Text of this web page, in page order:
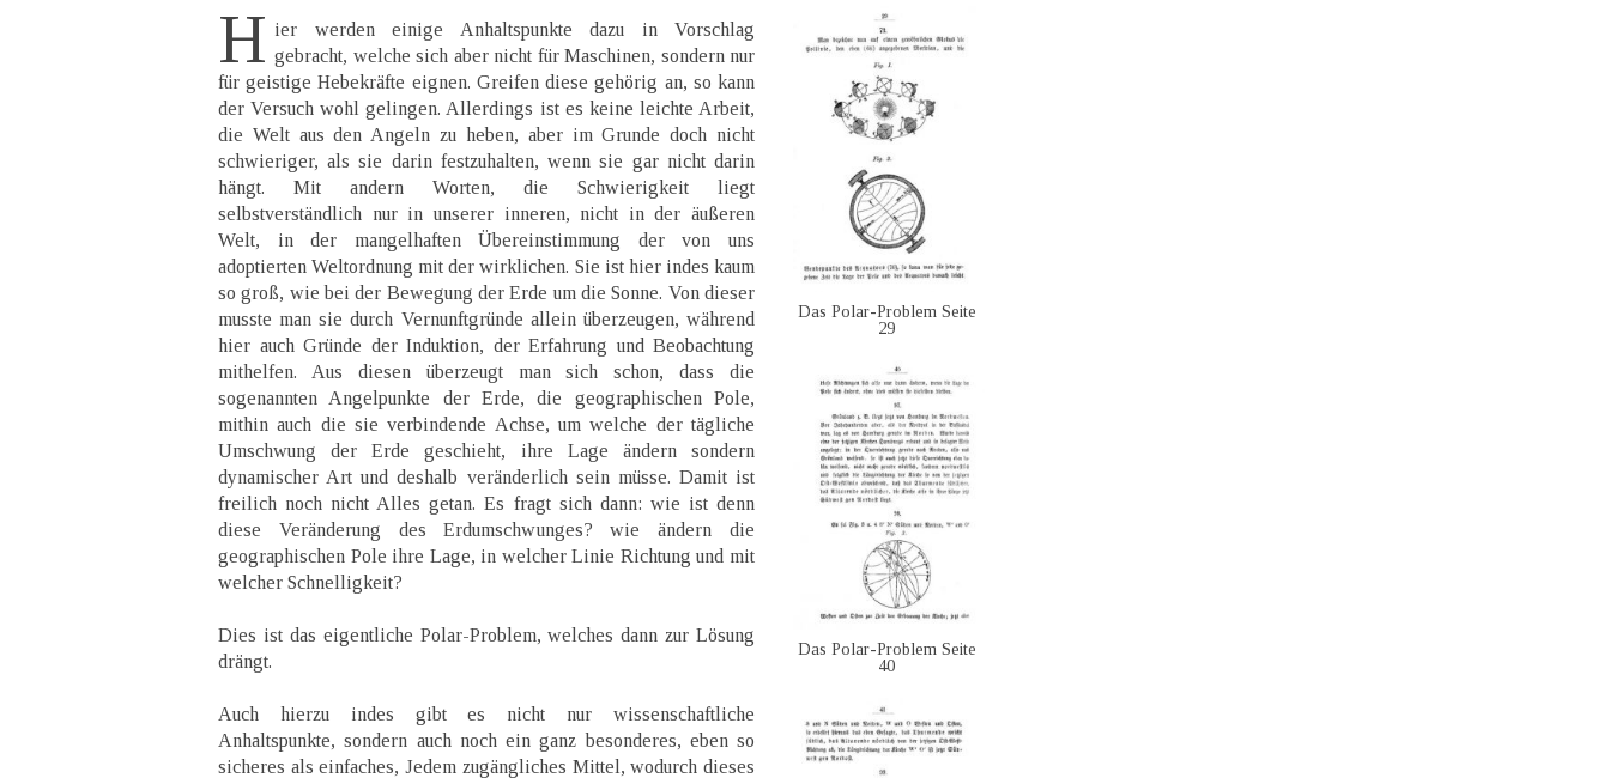
H ier werden einige Anhaltspunkte dazu in Vorschlag
gebracht, welche sich aber nicht für Maschinen, sondern nur
für geistige Hebekräfte eignen. Greifen diese gehörig an, so kann
der Versuch wohl gelingen. Allerdings ist es keine leichte Arbeit,
die Welt aus den Angeln zu heben, aber im Grunde doch nicht
schwieriger, als sie darin festzuhalten, wenn sie gar nicht darin
hängt. Mit andern Worten, die Schwierigkeit liegt
selbstverständlich nur in unserer inneren, nicht in der äußeren
Welt, in der mangelhaften Übereinstimmung der von uns
adoptierten Weltordnung mit der wirklichen. Sie ist hier indes kaum
so groß, wie bei der Bewegung der Erde um die Sonne. Von dieser
musste man sie durch Vernunftgründe allein überzeugen, während
hier auch Gründe der Induktion, der Erfahrung und Beobachtung
mithelfen. Aus diesen überzeugt man sich schon, dass die
sogenannten Angelpunkte der Erde, die geographischen Pole,
mithin auch die sie verbindende Achse, um welche der tägliche
Umschwung der Erde geschieht, ihre Lage ändern sondern
dynamischer Art und deshalb veränderlich sein müsse. Damit ist
freilich noch nicht Alles getan. Es fragt sich dann: wie ist denn
diese Veränderung des Erdumschwunges? wie ändern die
geographischen Pole ihre Lage, in welcher Linie Richtung und mit
welcher Schnelligkeit?
Dies ist das eigentliche Polar-Problem, welches dann zur Lösung
drängt.
Auch hierzu indes gibt es nicht nur wissenschaftliche
Anhaltspunkte, sondern auch noch ein ganz besonderes, eben so
sicheres als einfaches, Jedem zugängliches Mittel, wodurch dieses
Das Polar-Problem Seite
29
Das Polar-Problem Seite
40